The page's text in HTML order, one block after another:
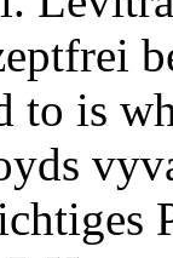
to is